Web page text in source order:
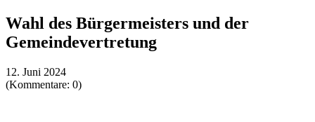
Wahl des Bürgermeisters und der
Gemeindevertretung
12. Juni 2024
(Kommentare: 0)